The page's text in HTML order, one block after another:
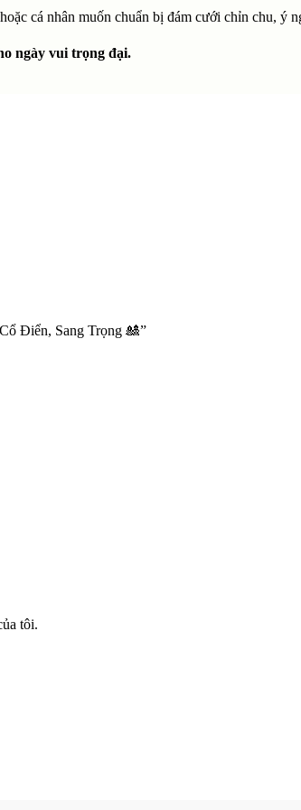
cá nhân muốn chuẩn bị đám cưới chỉn chu, ý
ngày vui trọng đại.
Điển, Sang Trọng 🎎”
tôi.